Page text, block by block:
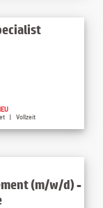
| Vollzeit
(m/w/d) -